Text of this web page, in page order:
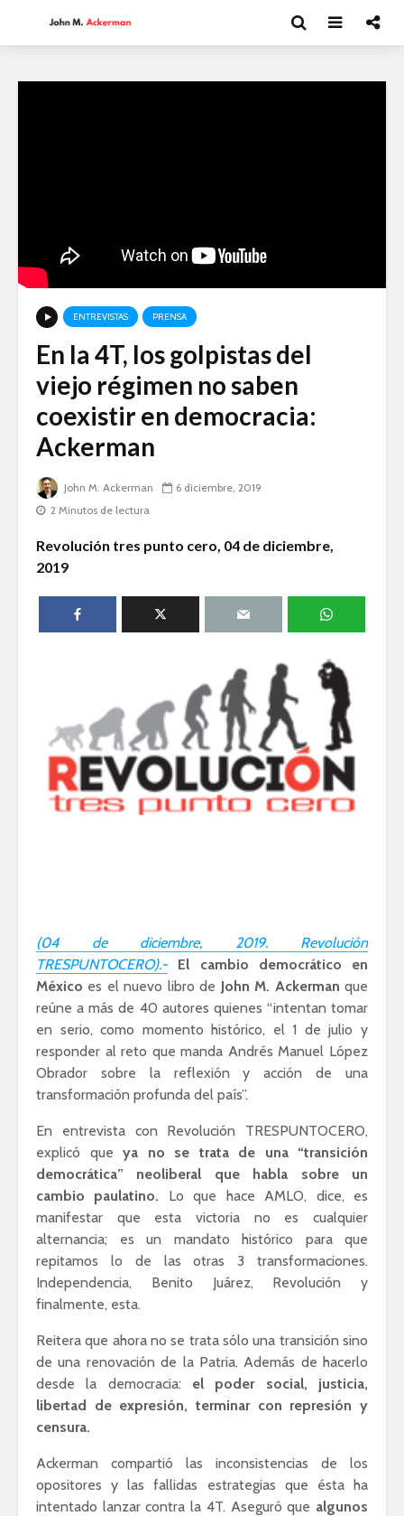
ENTREVISTAS PRENSA
En la 4T, los golpistas del
viejo régimen no saben
coexistir en democracia:
Ackerman
John M. Ackerman
6 diciembre, 2019
2 Minutos de lectura
Revolución tres punto cero, 04 de diciembre,
2019
(04 de diciembre, 2019. Revolución
TRESPUNTOCERO).-
El cambio democrático en
México es el nuevo libro de John M. Ackerman que
reúne a más de 40 autores quienes “intentan tomar
en serio, como momento histórico, el 1 de julio y
responder al reto que manda Andrés Manuel López
Obrador sobre la reflexión y acción de una
transformación profunda del país”.
En entrevista con Revolución TRESPUNTOCERO,
explicó que ya no se trata de una “transición
democrática” neoliberal que habla sobre un
cambio paulatino. Lo que hace AMLO, dice, es
manifestar que esta victoria no es cualquier
alternancia; es un mandato histórico para que
repitamos lo de las otras 3 transformaciones.
Independencia, Benito Juárez, Revolución y
finalmente, esta.
Reitera que ahora no se trata sólo una transición sino
de una renovación de la Patria. Además de hacerlo
desde la democracia: el poder social, justicia,
libertad de expresión, terminar con represión y
censura.
Ackerman compartió las inconsistencias de los
opositores y las fallidas estrategias que ésta ha
intentado lanzar contra la 4T. Aseguró que algunos
Moisés Garduño:
Irán y el futuro del
mundo
Esthela Sotelo: La
UAM en
Guillermo Arriaga:
alma.
Académicos contra
la 4T
Debate entre John
Riqueza
derecho
La
Germán